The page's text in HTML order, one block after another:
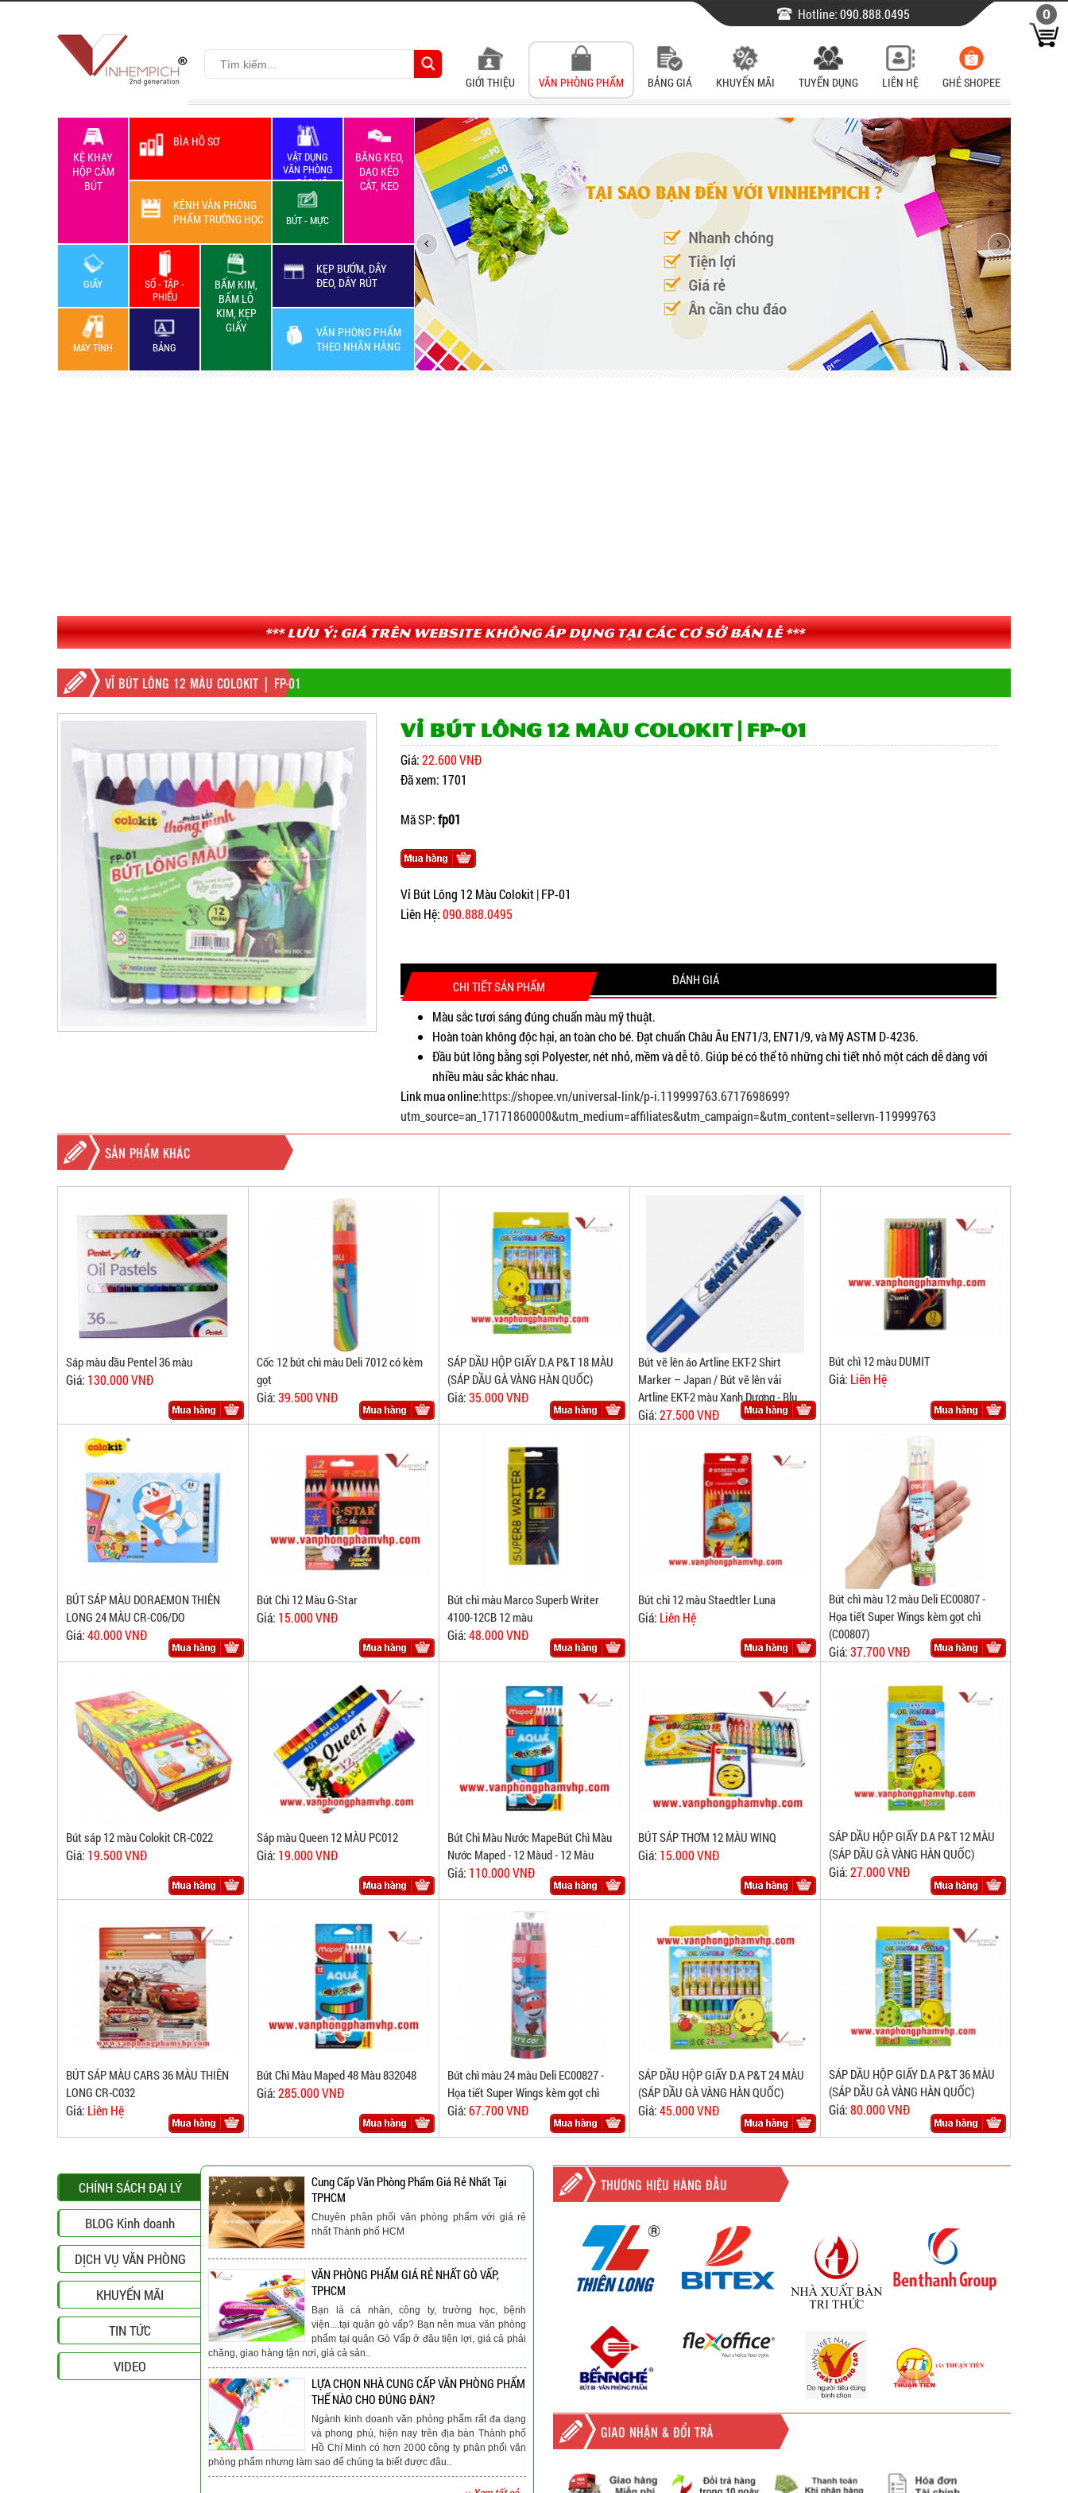
GIỚI THIỆU VĂN PHÒNG PHẨM BẢNG GIÁ KHUYẾN MÃI TUYỂN DỤNG LIÊN HỆ GHÉ SHOPEE
Hotline:090.888.0495
KỆ KHAY
HỘP CẮM
BÚT
BÌA HỒ SƠ
VẬT DỤNG
VĂN PHÒNG
+ BẢO HỘ
LAO ĐỘNG
BĂNG KEO,
DAO KÉO
CẮT, KEO
KÊNH VĂN PHÒNG
PHẨM TRƯỜNG HỌC
BÚT - MỰC
GIẤY
SỔ - TẬP -
PHIẾU
BẤM KIM,
BẤM LỖ
KIM, KẸP
GIẤY
KẸP BƯỚM, DÂY
ĐEO, DÂY RÚT
VĂN PHÒNG PHẨM
THEO NHÃN HÀNG
MÁY TÍNH BẢNG
*** Lưu ý: Giá trên website không áp dụng tại các cơ sở bán lẻ ***
VỈ BÚT LÔNG 12 MÀU COLOKIT | FP-01
Vỉ Bút Lông 12 Màu Colokit | FP-01
Giá:22.600 VNĐ
Đã xem: 1701
Mã SP:fp01
Vỉ Bút Lông 12 Màu Colokit | FP-01
Liên Hệ:090.888.0495
CHI TIẾT SẢN PHẨM ĐÁNH GIÁ
Màu sắc tươi sáng đúng chuẩn màu mỹ thuật.
Hoàn toàn không độc hại, an toàn cho bé. Đạt chuẩn Châu Âu EN71/3, EN71/9, và Mỹ ASTM D-4236.
Đầu bút lông bằng sợi Polyester, nét nhỏ, mềm và dễ tô. Giúp bé có thể tô những chi tiết nhỏ một cách dễ dàng với
nhiều màu sắc khác nhau.
Link mua online:https://shopee.vn/universal-link/p-i.119999763.6717698699?
utm_source=an_17171860000&utm_medium=affiliates&utm_campaign=&utm_content=sellervn-119999763
SẢN PHẨM KHÁC
Sáp màu dầu Pentel 36 màu
Giá: 130.000 VNĐ
Cốc 12 bút chì màu Deli 7012 có kèm
gọt
Giá:39.500 VNĐ
SÁP DẦU HỘP GIẤY D.A P&T 18 MÀU
(SÁP DẦU GÀ VÀNG HÀN QUỐC)
Giá:35.000 VNĐ
Bút vẽ lên áo Artline EKT-2 Shirt
Marker – Japan / Bút vẽ lên vải
Artline EKT-2 màu Xanh Dương - Blu
Giá:27.500 VNĐ
Bút chì 12 màu DUMIT
Giá: Liên Hệ
BÚT SÁP MÀU DORAEMON THIÊN
LONG 24 MÀU CR-C06/DO
Giá:40.000 VNĐ
Bút Chì 12 Màu G-Star
Giá: 15.000 VNĐ
Bút chì màu Marco Superb Writer
4100-12CB 12 màu
Giá:48.000 VNĐ
Bút chì 12 màu Staedtler Luna
Giá: Liên Hệ
Bút chì màu 12 màu Deli EC00807 -
Họa tiết Super Wings kèm gọt chì
(C00807)
Giá:37.700 VNĐ
Bút sáp 12 màu Colokit CR-C022
Giá: 19.500 VNĐ
Sáp màu Queen 12 MÀU PC012
Giá: 19.000 VNĐ
Bút Chì Màu Nước MapeBút Chì Màu
Nước Maped - 12 Màud - 12 Màu
Giá: 110.000 VNĐ
BÚT SÁP THƠM 12 MÀU WINQ
Giá: 15.000 VNĐ
SÁP DẦU HỘP GIẤY D.A P&T 12 MÀU
(SÁP DẦU GÀ VÀNG HÀN QUỐC)
Giá:27.000 VNĐ
BÚT SÁP MÀU CARS 36 MÀU THIÊN
LONG CR-C032
Giá: Liên Hệ
Bút Chì Màu Maped 48 Màu 832048
Giá:285.000 VNĐ
Bút chì màu 24 màu Deli EC00827 -
Họa tiết Super Wings kèm gọt chì
Giá:67.700 VNĐ
SÁP DẦU HỘP GIẤY D.A P&T 24 MÀU
(SÁP DẦU GÀ VÀNG HÀN QUỐC)
Giá:45.000 VNĐ
SÁP DẦU HỘP GIẤY D.A P&T 36 MÀU
(SÁP DẦU GÀ VÀNG HÀN QUỐC)
Giá:80.000 VNĐ
CHÍNH SÁCH ĐẠI LÝ
BLOG Kinh doanh
DỊCH VỤ VĂN PHÒNG
KHUYẾN MÃI
TIN TỨC
VIDEO
Cung Cấp Văn Phòng Phẩm Giá Rẻ Nhất Tại
TPHCM
Chuyên phân phối văn phòng phẩm với giá rẻ
nhất Thành phố HCM
VĂN PHÒNG PHẨM GIÁ RẺ NHẤT GÒ VẤP,
TPHCM
Bạn là cá nhân, công ty, trường học, bệnh
viện....tại quận gò vấp? Bạn nên mua văn phòng
phẩm tại quận Gò Vấp ở đâu tiện lợi, giá cả phải
chăng, giao hàng tận nơi, giá cả sản..
LỰA CHỌN NHÀ CUNG CẤP VĂN PHÒNG PHẨM
THẾ NÀO CHO ĐÚNG ĐẮN?
Ngành kinh doanh văn phòng phẩm rất đa dạng
và phong phú, hiện nay trên địa bàn Thành phố
Hồ Chí Minh có hơn 2000 công ty phân phối văn
phòng phẩm nhưng làm sao để chúng ta biết được đâu..
THƯƠNG HIỆU HÀNG ĐẦU
GIAO NHẬN & ĐỔI TRẢ
0